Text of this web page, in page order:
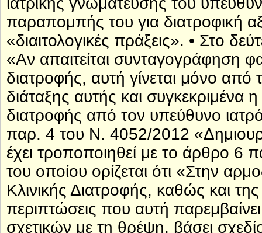
παραπομπής του για διατροφική
«διαιτολογικές πράξεις». • Στο
«Αν απαιτείται συνταγογράφηση
διατροφής, αυτή γίνεται μόνο
διάταξης αυτής και
διατροφής από τον υπεύθυνο
παρ. 4 του Ν. 4052/2012
έχει τροποποιηθεί με το άρθρο 6
του οποίου ορίζεται ότι «Στην
Κλινικής Διατροφής, καθώς και
περιπτώσεις που αυτή
σχετικών με τη θρέψη, βάσει